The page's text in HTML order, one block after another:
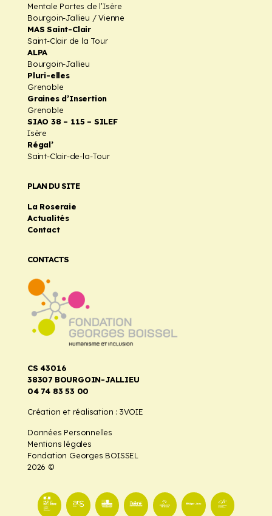
Mentale Portes de l’Isère
Bourgoin-Jallieu / Vienne
MAS Saint-Clair
Saint-Clair de la Tour
ALPA
Bourgoin-Jallieu
Pluri-elles
Grenoble
Graines d’Insertion
Grenoble
SIAO 38 – 115 – SILEF
Isère
Régal’
Saint-Clair-de-la-Tour
PLAN DU SITE
La Roseraie
Actualités
Contact
CONTACTS
CS 43016
38307 BOURGOIN-JALLIEU
04 74 83 53 00
Création et réalisation : 3VOIE
Données Personnelles
Mentions légales
Fondation Georges BOISSEL
2026 ©